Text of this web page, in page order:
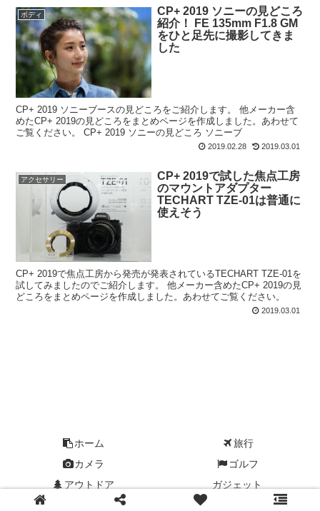
ボディ
CP+ 2019 ソニーの見どころ
紹介！ FE 135mm F1.8 GM
をひと足先に撮影してきま
した
CP+ 2019 ソニーブースの見どころをご紹介します。 他メーカー含
めたCP+ 2019の見どころをまとめページを作成しました。あわせて
ご覧ください。 CP+ 2019 ソニーの見どころ ソニーブ
2019.02.28 2019.03.01
アクセサリー
CP+ 2019で試した焦点工房
のマウントアダプター
TECHART TZE-01は普通に
使えそう
CP+ 2019で焦点工房から発売が発表されているTECHART TZE-01を
試してみましたのでご紹介します。 他メーカー含めたCP+ 2019の見
どころをまとめページを作成しました。あわせてご覧ください。
2019.03.01
ホーム
旅行
カメラ
ゴルフ
アウトドア
ガジェット